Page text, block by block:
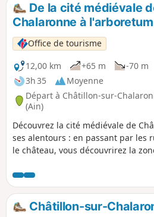
De la cité médiévale
Chalaronne à l'arboretum
Office de tourisme
12,00 km
+65 m
-70 m
3h 35
Moyenne
Départ à Châtillon-sur-
(Ain)
Découvrez la cité médiévale de
ses alentours : en passant par les
le château, vous découvrirez la
par une déambulation dans
Châtillon-sur-